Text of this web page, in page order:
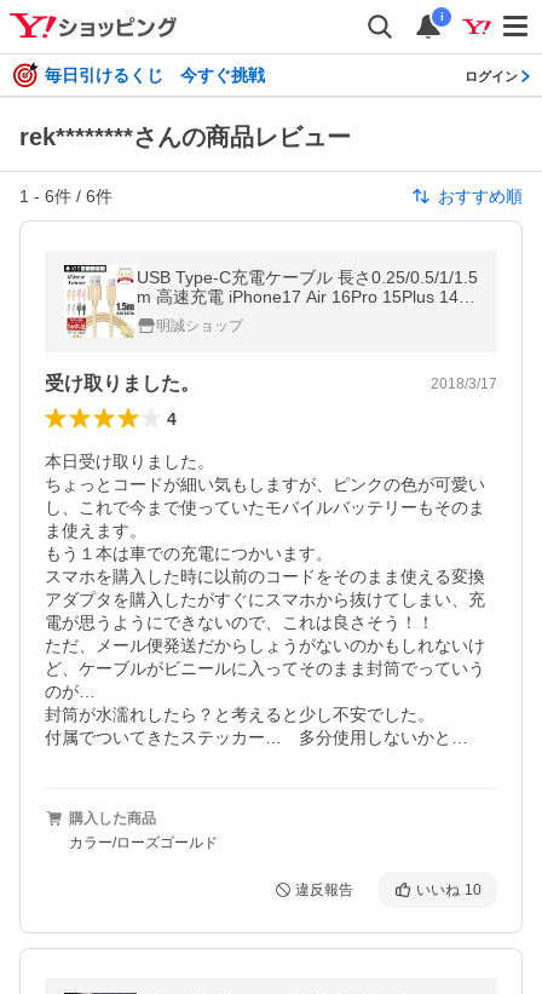
i
毎日引けるくじ 今すぐ挑戦 ログイン
rek********さんの商品レビュー
1 - 6件 / 6件 おすすめ順
USB Type-C充電ケーブル 長さ0.25/0.5/1/1.5
m 高速充電 iPhone17 Air 16Pro 15Plus 14Pr
omax 13mini 12 11 XS Max XR X データ転
送 Android【PL保険済み安心】
明誠ショップ
受け取りました。 2018/3/17
4
本日受け取りました。
ちょっとコードが細い気もしますが、ピンクの色が可愛い
し、これで今まで使っていたモバイルバッテリーもそのま
ま使えます。
もう１本は車での充電につかいます。
スマホを購入した時に以前のコードをそのまま使える変換
アダプタを購入したがすぐにスマホから抜けてしまい、充
電が思うようにできないので、これは良さそう！！
ただ、メール便発送だからしょうがないのかもしれないけ
ど、ケーブルがビニールに入ってそのまま封筒でっていう
のが…
封筒が水濡れしたら？と考えると少し不安でした。
付属でついてきたステッカー…　多分使用しないかと…
購入した商品
カラー/ローズゴールド
違反報告 いいね 10